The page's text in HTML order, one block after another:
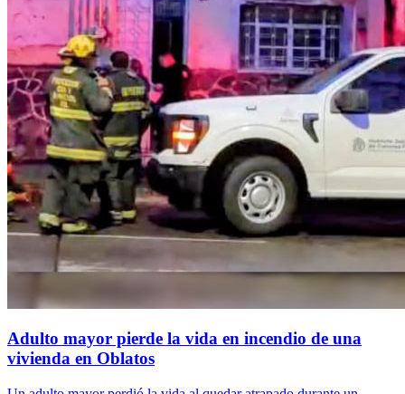
Adulto mayor pierde la vida en incendio de una
vivienda en Oblatos